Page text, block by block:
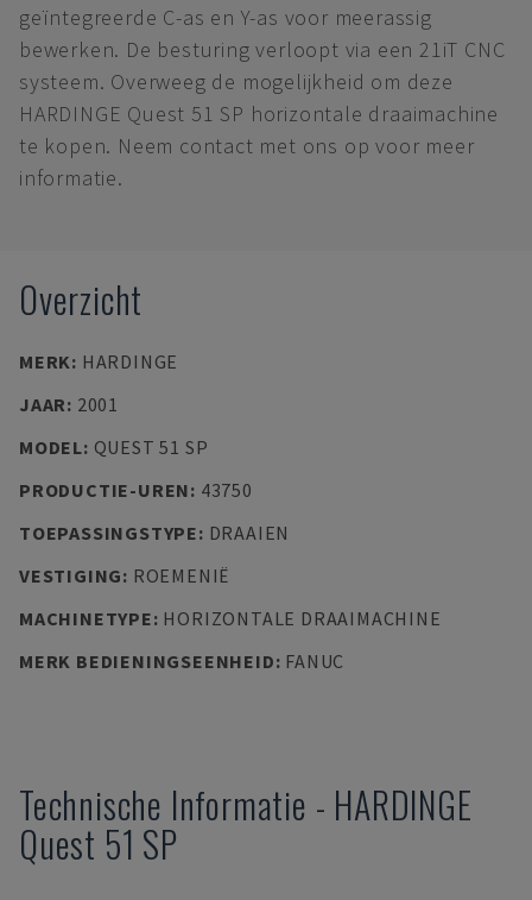
geïntegreerde C-as en Y-as voor meerassig
bewerken. De besturing verloopt via een 21iT CNC
systeem. Overweeg de mogelijkheid om deze
HARDINGE Quest 51 SP horizontale draaimachine
te kopen. Neem contact met ons op voor meer
informatie.
Overzicht
MERK: HARDINGE
JAAR: 2001
MODEL: QUEST 51 SP
PRODUCTIE-UREN: 43750
TOEPASSINGSTYPE: DRAAIEN
VESTIGING: ROEMENIË
MACHINETYPE: HORIZONTALE DRAAIMACHINE
MERK BEDIENINGSEENHEID: FANUC
Technische Informatie - HARDINGE
Quest 51 SP